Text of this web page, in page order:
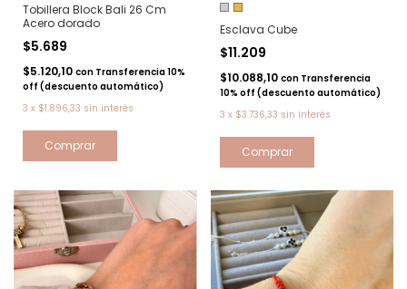
Tobillera Block Bali 26 Cm
Acero dorado
$5.689
$5.120,10 con Transferencia 10%
off (descuento automático)
3 x $1.896,33 sin interés
Comprar
Esclava Cube
$11.209
$10.088,10 con Transferencia
10% off (descuento automático)
3 x $3.736,33 sin interés
Comprar